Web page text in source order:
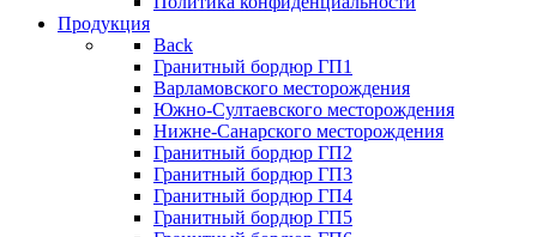
Продукция
Back
Гранитный бордюр ГП1
Варламовского месторождения
Южно-Султаевского месторождения
Нижне-Санарского месторождения
Гранитный бордюр ГП2
Гранитный бордюр ГП3
Гранитный бордюр ГП4
Гранитный бордюр ГП5